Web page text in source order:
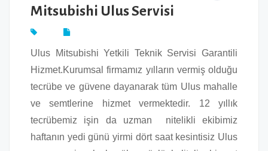
Mitsubishi Ulus Servisi
Ulus Mitsubishi Yetkili Teknik Servisi Garantili
Hizmet.Kurumsal firmamız yılların vermiş olduğu
tecrübe ve güvene dayanarak tüm Ulus mahalle
ve semtlerine hizmet vermektedir. 12 yıllık
tecrübemiz işin da uzman nitelikli ekibimiz
haftanın yedi günü yirmi dört saat kesintisiz Ulus